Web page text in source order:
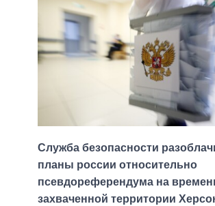
Служба безопасности
планы россии относительно
псевдореферендума на
захваченной территории